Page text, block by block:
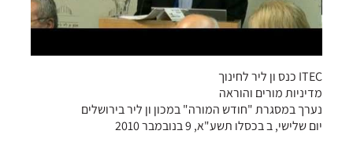
ITEC כנס ון ליר לחינוך
מדיניות מורים והוראה
נערך במסגרת "חודש המורה" במכון ון ליר בירושלים
יום שלישי, ב בכסלו תשע"א, 9 בנובמבר 2010